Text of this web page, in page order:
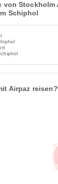
von Stockholm
Schiphol
Airpaz reisen?